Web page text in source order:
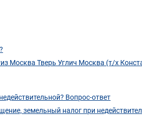
Москва Тверь Углич Москва (т/х
Вопрос-ответ
земельный налог при